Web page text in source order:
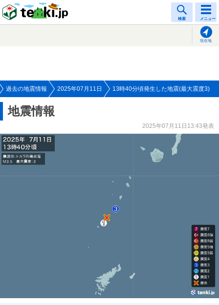
検索 メニュー
現在地
過去の地震情報 2025年07月11日 13時40分頃発生した地震(最大震度3)
地震情報
2025年07月11日13:43発表